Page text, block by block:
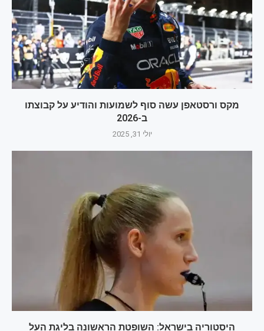
מקס ורסטאפן עשה סוף לשמועות והודיע על קבוצתו
ב-2026
יולי 31, 2025
היסטוריה בישראל: השופטת הראשונה בליגת העל